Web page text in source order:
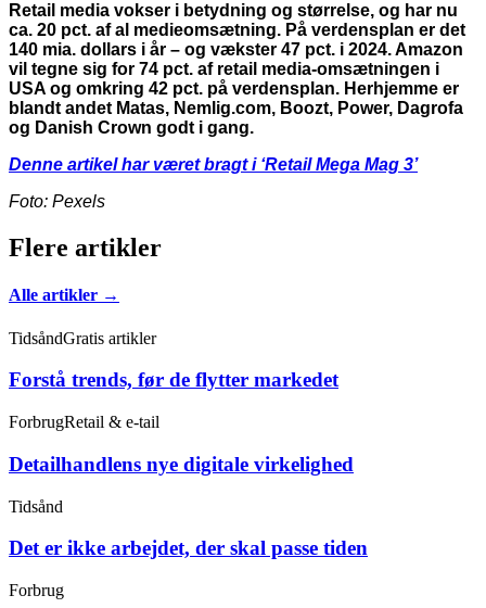
Retail media vokser i betydning og størrelse, og har nu
ca. 20 pct. af al medieomsætning. På verdensplan er det
140 mia. dollars i år – og vækster 47 pct. i 2024. Amazon
vil tegne sig for 74 pct. af retail media-omsætningen i
USA og omkring 42 pct. på verdensplan. Herhjemme er
blandt andet Matas, Nemlig.com, Boozt, Power, Dagrofa
og Danish Crown godt i gang.
Denne artikel har været bragt i ‘Retail Mega Mag 3’
Foto: Pexels
Flere artikler
Alle artikler →
TidsåndGratis artikler
Forstå trends, før de flytter markedet
ForbrugRetail & e-tail
Detailhandlens nye digitale virkelighed
Tidsånd
Det er ikke arbejdet, der skal passe tiden
Forbrug